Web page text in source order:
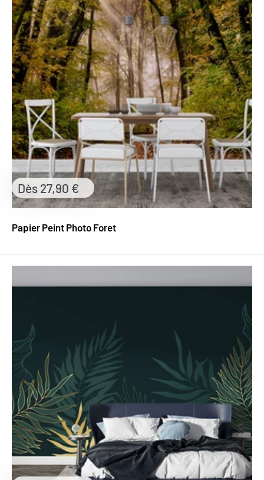
Papier Peint Photo Foret
Prix
réduit
Dès 27,90 €